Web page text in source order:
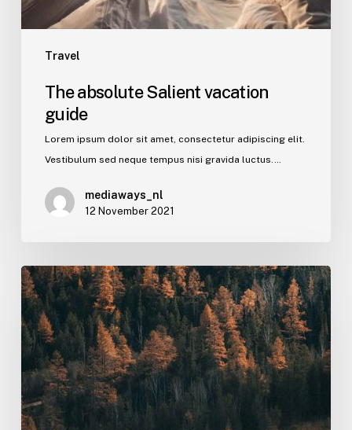
Travel
The absolute Salient vacation
guide
Lorem ipsum dolor sit amet, consectetur adipiscing elit.
Vestibulum sed neque tempus nisi gravida luctus.…
mediaways_nl
12 November 2021
The
summer
music
festival
lineup